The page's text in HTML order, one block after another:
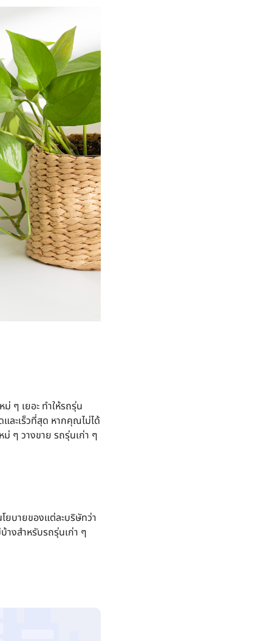
ๆ เยอะ ทำให้รถรุ่น
ละเร็วที่สุด หากคุณไม่ได้
ๆ วางขาย รถรุ่นเก่า ๆ
ยบายของแต่ละบริษัทว่า
างสำหรับรถรุ่นเก่า ๆ